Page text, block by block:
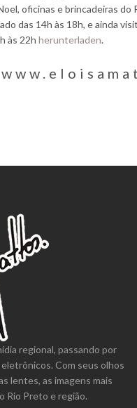
oficinas e brincadeiras
das 14h às 18h, e ainda
às 22h herunterladen.
regional, passando por
Com seus olhos
lentes, as imagens mais
Rio Preto e região.